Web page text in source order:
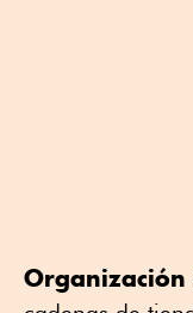
Organización